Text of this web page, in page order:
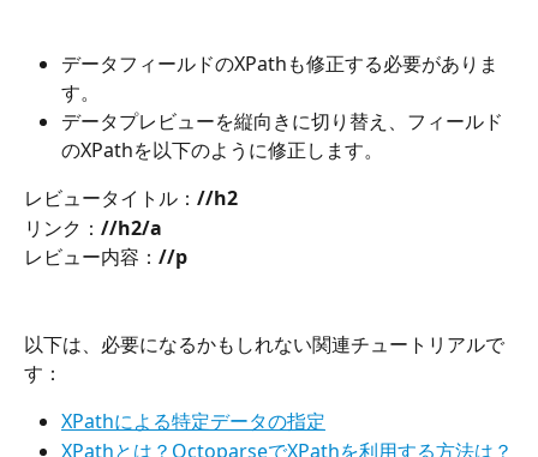
データフィールドのXPathも修正する必要がありま
す。
データプレビューを縦向きに切り替え、フィールド
のXPathを以下のように修正します。
レビュータイトル： //h2
リンク： //h2/a
レビュー内容： //p
以下は、必要になるかもしれない関連チュートリアルで
す：
XPathによる特定データの指定
XPathとは？OctoparseでXPathを利用する方法は？